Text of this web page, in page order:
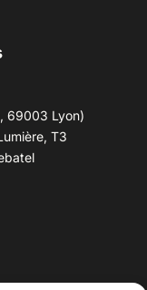
69003 Lyon)
T3